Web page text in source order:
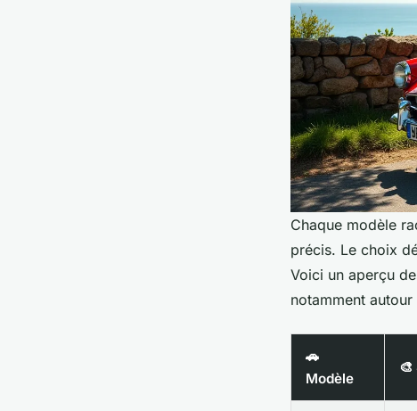
Chaque modèle
précis. Le choix
Voici un aperçu
notamment autour
🚗
Modèle